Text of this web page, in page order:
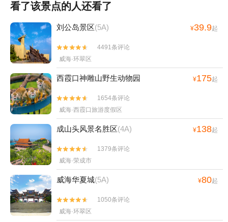
看了该景点的人还看了
刘公岛景区(5A) ¥39.9起


4491条评论
威海·环翠区
西霞口神雕山野生动物园 ¥175起


1654条评论
威海·西霞口旅游度假区
成山头风景名胜区(4A) ¥138起


1379条评论
威海·荣成市
威海华夏城(5A) ¥80起


1050条评论
威海·环翠区